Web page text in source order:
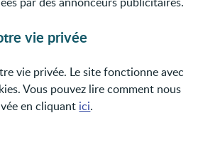
vie privée
vie privée. Le site fonctionne avec
Vous pouvez lire comment nous
en cliquant ici.